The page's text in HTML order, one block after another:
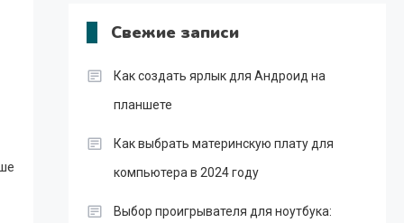
Свежие записи
Как создать ярлык для Андроид на
планшете
Как выбрать материнскую плату для
компьютера в 2024 году
Выбор проигрывателя для ноутбука: